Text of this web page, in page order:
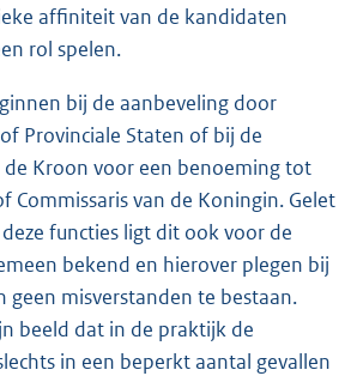
affiniteit van de kandidaten
rol spelen.
bij de aanbeveling door
Provinciale Staten of bij de
Kroon voor een benoeming tot
Commissaris van de Koningin. Gelet
functies ligt dit ook voor de
bekend en hierover plegen bij
geen misverstanden te bestaan.
beeld dat in de praktijk de
in een beperkt aantal gevallen